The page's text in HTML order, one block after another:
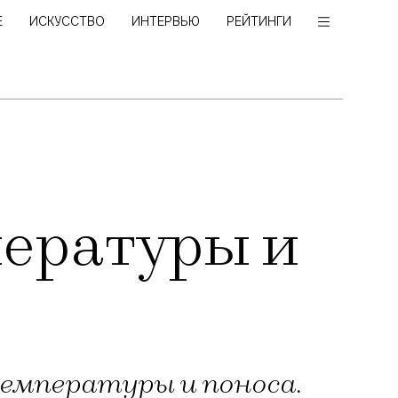
ИСКУССТВО ИНТЕРВЬЮ РЕЙТИНГИ
и
и поноса.